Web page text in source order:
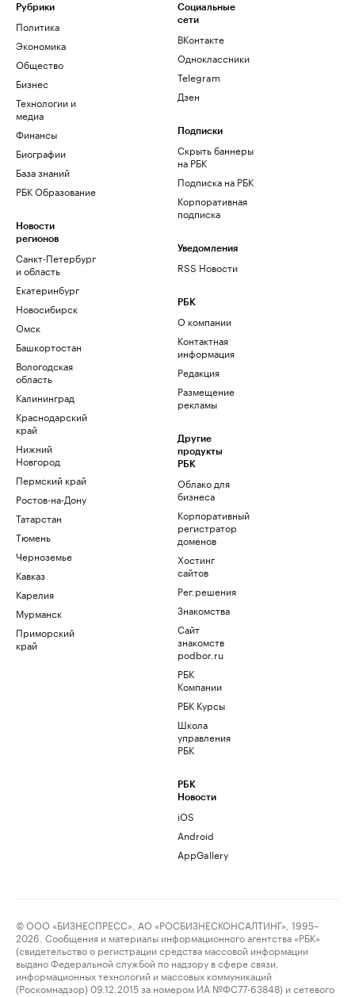
Рубрики
Политика
Экономика
Общество
Бизнес
Технологии и
медиа
Финансы
Биографии
База знаний
РБК Образование
Новости
регионов
Санкт-Петербург
и область
Екатеринбург
Новосибирск
Омск
Башкортостан
Вологодская
область
Калининград
Краснодарский
край
Нижний
Новгород
Пермский край
Ростов-на-Дону
Татарстан
Тюмень
Черноземье
Кавказ
Карелия
Мурманск
Приморский
край
Социальные
сети
ВКонтакте
Одноклассники
Telegram
Дзен
Подписки
Скрыть баннеры
на РБК
Подписка на РБК
Корпоративная
подписка
Уведомления
RSS Новости
РБК
О компании
Контактная
информация
Редакция
Размещение
рекламы
Другие
продукты
РБК
Облако для
бизнеса
Корпоративный
регистратор
доменов
Хостинг
сайтов
Рег.решения
Знакомства
Сайт
знакомств
podbor.ru
РБК
Компании
РБК Курсы
Школа
управления
РБК
РБК
Новости
iOS
Android
AppGallery
© ООО «БИЗНЕСПРЕСС», АО «РОСБИЗНЕСКОНСАЛТИНГ», 1995–
2026. Сообщения и материалы информационного агентства «РБК»
(свидетельство о регистрации средства массовой информации
выдано Федеральной службой по надзору в сфере связи,
информационных технологий и массовых коммуникаций
(Роскомнадзор) 09.12.2015 за номером ИА №ФС77-63848) и сетевого